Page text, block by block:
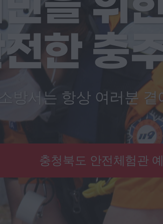
전한 충
방서는 항상 여러분 곁
충청북도 안전체험관